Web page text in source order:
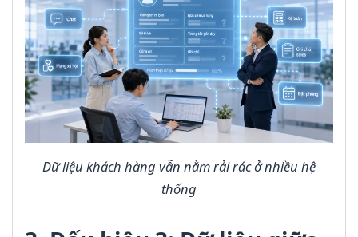
Dữ liệu khách hàng vẫn nằm rải rác ở nhiều hệ
thống